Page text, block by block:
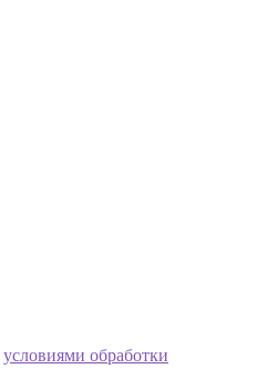
условиями обработки